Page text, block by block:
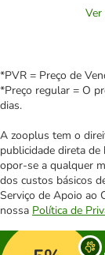
Ver
*PVR = Preço de
*Preço regular = O
dias.
A zooplus tem o
publicidade direta
opor-se a qualquer
dos custos básicos
Serviço de Apoio ao
nossa Política de